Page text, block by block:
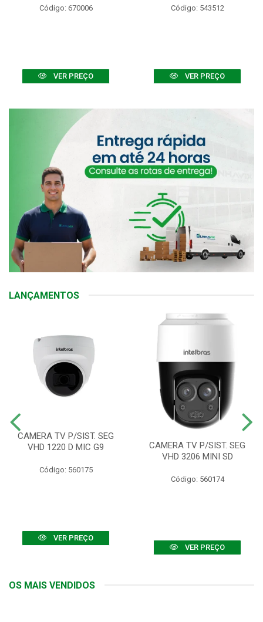
Código: 670006
VER PREÇO
Código: 543512
VER PREÇO
LANÇAMENTOS
CAMERA TV P/SIST. SEG
VHD 1220 D MIC G9
Código: 560175
VER PREÇO
CAMERA TV P/SIST. SEG
VHD 3206 MINI SD
Código: 560174
VER PREÇO
OS MAIS VENDIDOS